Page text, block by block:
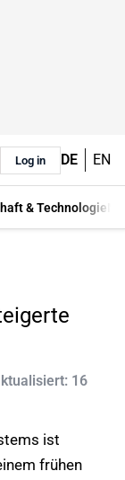
Log in DE EN
& Technologie
16
ist
frühen